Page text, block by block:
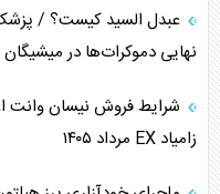
همسویی عربستان با سنتکام
ترامپ و توهم خلع سلاح
چرا کویت به دنبال شریک
عبدل السید کیست؟ / پزشک
نهایی دموکرات‌ها در میشیگان
شرایط فروش نیسان وانت
زامیاد EX مرداد ۱۴۰۵